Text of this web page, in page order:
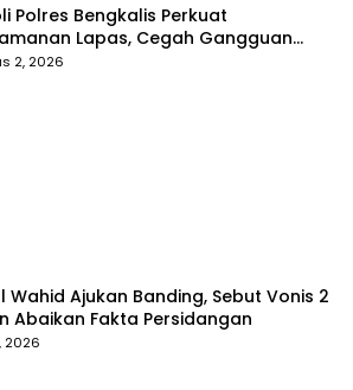
Polres Bengkalis Perkuat
Lapas, Cegah Gangguan
Sejak Dini
2, 2026
Wahid Ajukan Banding, Sebut Vonis 2
Abaikan Fakta Persidangan
2026